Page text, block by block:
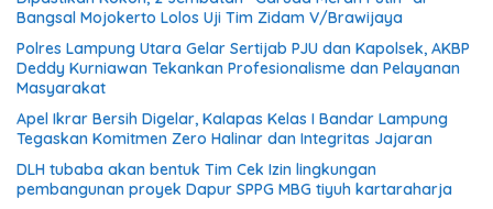
Bangsal Mojokerto Lolos Uji Tim Zidam V/Brawijaya
Polres Lampung Utara Gelar Sertijab PJU dan Kapolsek, AKBP
Deddy Kurniawan Tekankan Profesionalisme dan Pelayanan
Masyarakat
Apel Ikrar Bersih Digelar, Kalapas Kelas I Bandar Lampung
Tegaskan Komitmen Zero Halinar dan Integritas Jajaran
DLH tubaba akan bentuk Tim Cek Izin lingkungan
pembangunan proyek Dapur SPPG MBG tiyuh kartaraharja